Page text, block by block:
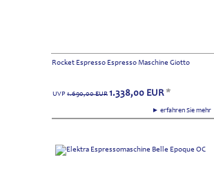
Rocket Espresso Espresso Maschine Giotto
► erfahren Sie mehr
UVP 1.690,00EUR 1.338,00 EUR *